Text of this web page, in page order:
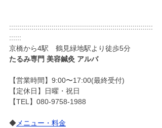
:::::::::::::::::::::::::::::::::::::::::::::::::::::::::::::::::::::::
::::::
京橋から4駅　鶴見緑地駅より徒歩5分
たるみ専門 美容鍼灸 アルバ
【営業時間】9:00〜17:00(最終受付)
【定休日】日曜・祝日
【TEL】080-9758-1988
◆ メニュー・料金